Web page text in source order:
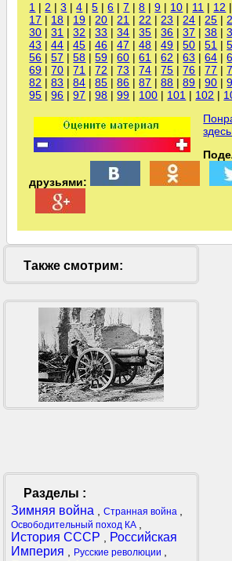
1 | 2 |3 |4 |5 |6 |7 |8 |9 | 10 | 11 | 12 |
17 | 18 | 19 | 20 | 21 | 22 | 23 | 24 | 25 |
30 |31 |32 |33 |34 |35 |36 |37 |38 |
43 |44 |45 |46 |47 |48 |49 |50 |51 |
56 |57 |58 |59 |60 |61 |62 |63 |64 |
69 |70 |71 |72 |73 |74 |75 |76 |77 |
82 |83 |84 |85 |86 |87 |88 |89 |90 |
95 |96 |97 |98 |99 | 100 | 101 | 102 |
друзьями:
Также смотрим:
Разделы :
Зимняя война
Странная война
Освободительный поход КА
История СССР
Российская
Империя
Русские революции